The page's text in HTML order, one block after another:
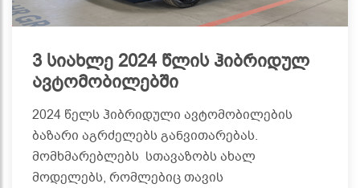
3 სიახლე 2024 წლის ჰიბრიდულ
ავტომობილებში
2024 წელს ჰიბრიდული ავტომობილების
ბაზარი აგრძელებს განვითარებას.
მომხმარებლებს სთავაზობს ახალ
მოდელებს, რომლებიც თავის